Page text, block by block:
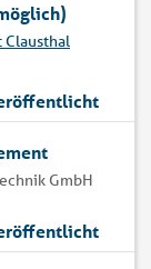
Clausthal
GmbH